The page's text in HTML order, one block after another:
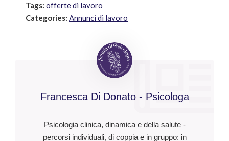
Tags: offerte di lavoro
Categories: Annunci di lavoro
Francesca Di Donato - Psicologa
Psicologia clinica, dinamica e della salute -
percorsi individuali, di coppia e in gruppo: in